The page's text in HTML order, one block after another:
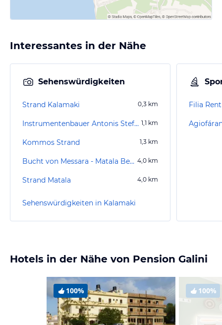
Interessantes in der Nähe
Sehenswürdigkeiten
Strand Kalamaki 0,3 km
Instrumentenbauer Antonis Stefanakis 1,1 km
Kommos Strand 1,3 km
Bucht von Messara - Matala Beach 4,0 km
Strand Matala 4,0 km
Sehenswürdigkeiten in Kalamaki
Filia
Hotels in der Nähe von Pension Galini
100% 100%